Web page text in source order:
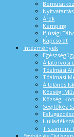
Nyitvatartás
Árak
Kemping
Ifjúsági
Kapcsolat
Intézmények
Állatorvosi
Tóalmási
Tóalmási
Általános
Községi
Községi
Segítőkéz
Falugazdász
Tiszamenti